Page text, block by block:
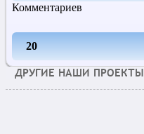
Комментариев
20
ДРУГИЕ НАШИ ПРОЕКТЫ